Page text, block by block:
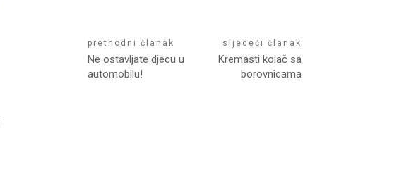
prethodni članak
Ne ostavljate djecu u
automobilu!
sljedeći članak
Kremasti kolač sa
borovnicama